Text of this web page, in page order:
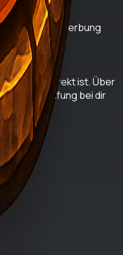
in dieser Bewerbung
Name korrekt ist. Über
der Prüfung bei dir